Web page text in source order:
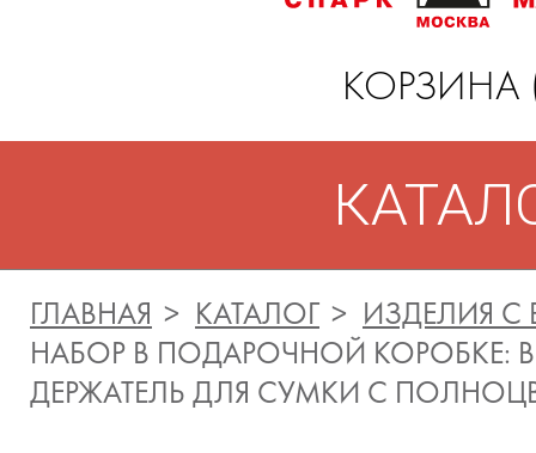
КОРЗИНА
ГЛАВНАЯ КАТАЛОГ
ИЗДЕЛИЯ
НАБОР В ПОДАРОЧНОЙ КОРОБКЕ:
ДЕРЖАТЕЛЬ ДЛЯ СУМКИ С